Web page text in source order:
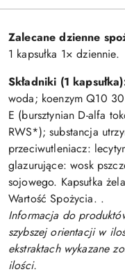
Zalecane dzienne
1 kapsułka 1× dziennie.
Składniki (1
woda; koenzym Q10
E (bursztynian D-alfa
RWS*); substancja
przeciwutleniacz:
glazurujące:wosk
sojowego. Kapsułka
Wartość Spożycia. .
Informacja do
szybszej orientacji w
ekstraktach wykazane
ilości.